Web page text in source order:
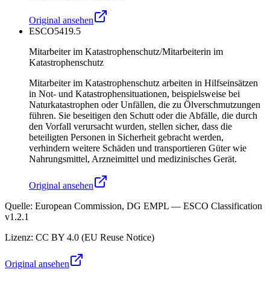
Original ansehen
ESCO5419.5
Mitarbeiter im Katastrophenschutz/Mitarbeiterin im
Katastrophenschutz
Mitarbeiter im Katastrophenschutz arbeiten in Hilfseinsätzen
in Not- und Katastrophensituationen, beispielsweise bei
Naturkatastrophen oder Unfällen, die zu Ölverschmutzungen
führen. Sie beseitigen den Schutt oder die Abfälle, die durch
den Vorfall verursacht wurden, stellen sicher, dass die
beteiligten Personen in Sicherheit gebracht werden,
verhindern weitere Schäden und transportieren Güter wie
Nahrungsmittel, Arzneimittel und medizinisches Gerät.
Original ansehen
Quelle: European Commission, DG EMPL — ESCO Classification
v1.2.1
Lizenz: CC BY 4.0 (EU Reuse Notice)
Original ansehen